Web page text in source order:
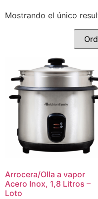
Mostrando el único
Arrocera/Olla a vapor
Acero Inox, 1,8 Litros –
Loto